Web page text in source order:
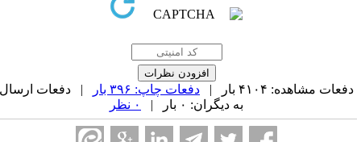
دفعات مشاهده: ۴۱۰۴ بار | دفعات چاپ: ۳۹۶ بار
| دفعات ارسال
به دیگران: ۰ بار |